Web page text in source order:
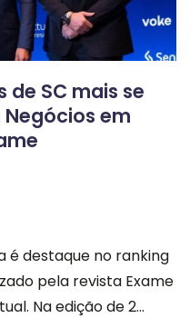
de SC mais se
em
é destaque no ranking
pela revista Exame
Na edição de 2...